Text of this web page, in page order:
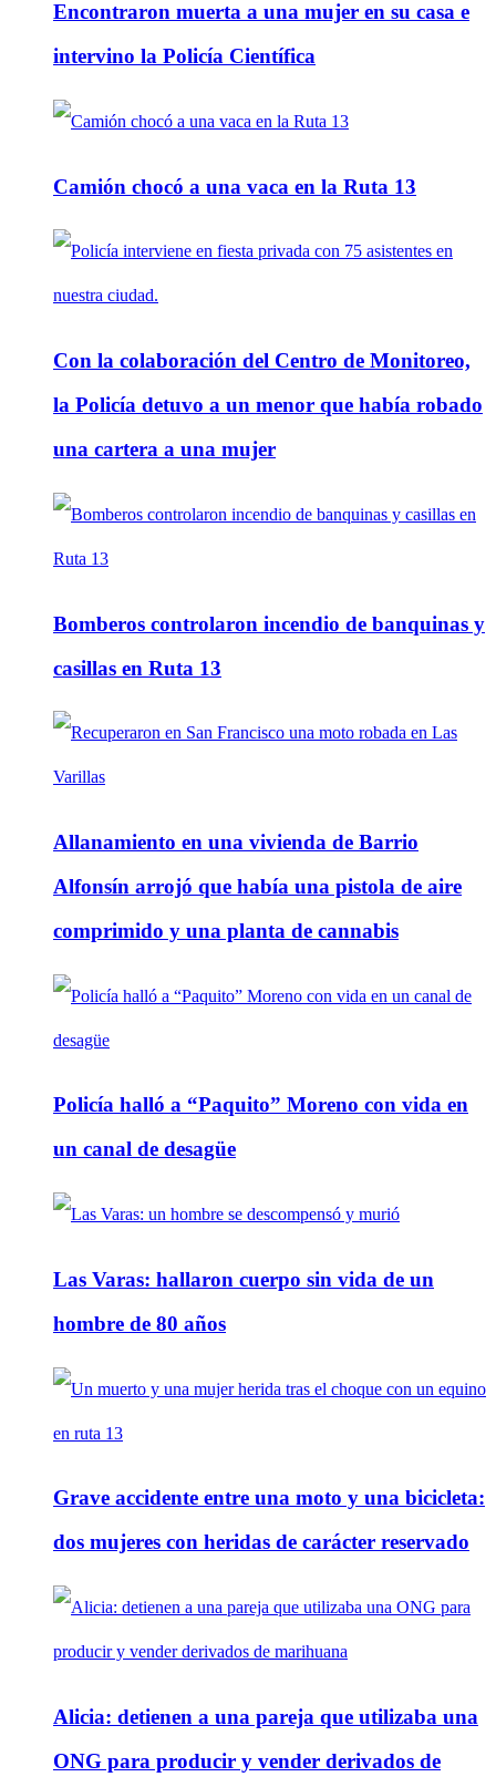
Encontraron muerta a una mujer en su casa e
intervino la Policía Científica
Camión chocó a una vaca en la Ruta 13
Con la colaboración del Centro de Monitoreo,
la Policía detuvo a un menor que había robado
una cartera a una mujer
Bomberos controlaron incendio de banquinas y
casillas en Ruta 13
Allanamiento en una vivienda de Barrio
Alfonsín arrojó que había una pistola de aire
comprimido y una planta de cannabis
Policía halló a “Paquito” Moreno con vida en
un canal de desagüe
Las Varas: hallaron cuerpo sin vida de un
hombre de 80 años
Grave accidente entre una moto y una bicicleta:
dos mujeres con heridas de carácter reservado
Alicia: detienen a una pareja que utilizaba una
ONG para producir y vender derivados de